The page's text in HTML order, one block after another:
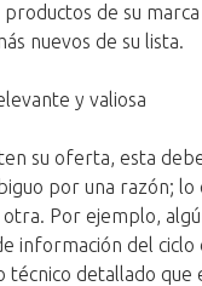
de su
nuevos de su lista.
y valiosa
su oferta, esta
por una razón;
Por ejemplo,
información del
detallado que